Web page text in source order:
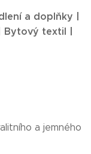
a doplňky |
textil |
a jemného